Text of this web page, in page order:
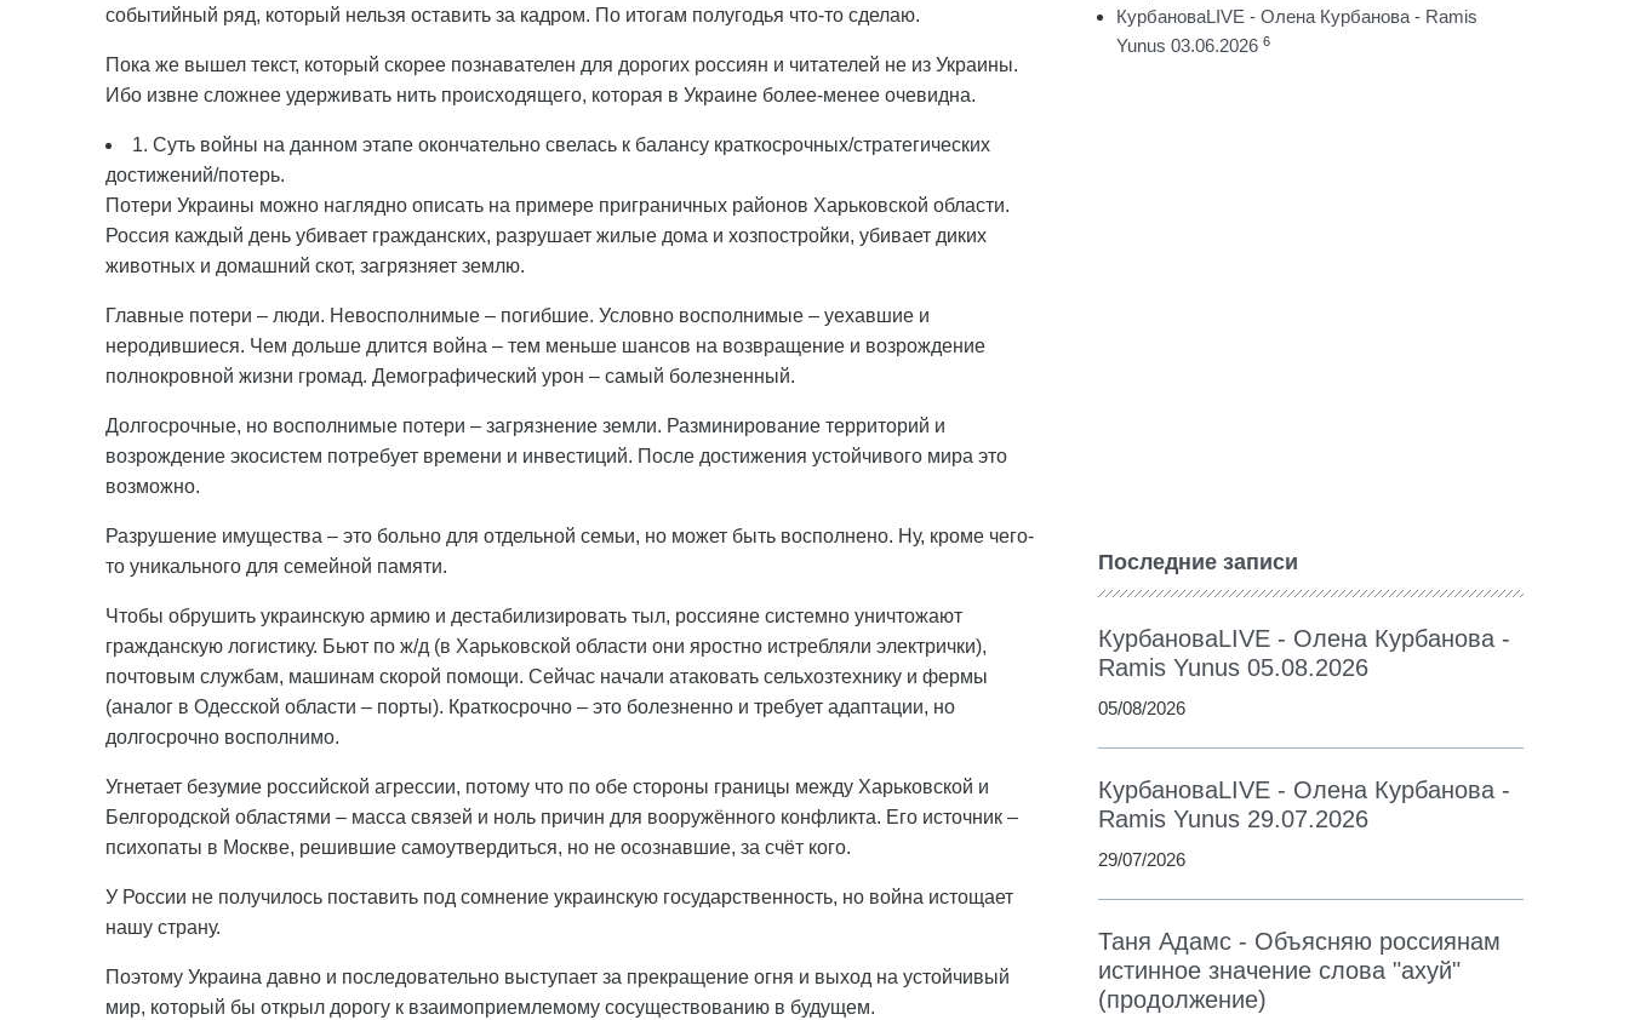
событийный ряд, который нельзя оставить за кадром. По итогам полугодья что-то сделаю.
Пока же вышел текст, который скорее познавателен для дорогих россиян и читателей не из Украины.
Ибо извне сложнее удерживать нить происходящего, которая в Украине более-менее очевидна.
1. Суть войны на данном этапе окончательно свелась к балансу краткосрочных/стратегических
достижений/потерь.
Потери Украины можно наглядно описать на примере приграничных районов Харьковской области.
Россия каждый день убивает гражданских, разрушает жилые дома и хозпостройки, убивает диких
животных и домашний скот, загрязняет землю.
Главные потери – люди. Невосполнимые – погибшие. Условно восполнимые – уехавшие и
неродившиеся. Чем дольше длится война – тем меньше шансов на возвращение и возрождение
полнокровной жизни громад. Демографический урон – самый болезненный.
Долгосрочные, но восполнимые потери – загрязнение земли. Разминирование территорий и
возрождение экосистем потребует времени и инвестиций. После достижения устойчивого мира это
возможно.
Разрушение имущества – это больно для отдельной семьи, но может быть восполнено. Ну, кроме чего-
то уникального для семейной памяти.
Чтобы обрушить украинскую армию и дестабилизировать тыл, россияне системно уничтожают
гражданскую логистику. Бьют по ж/д (в Харьковской области они яростно истребляли электрички),
почтовым службам, машинам скорой помощи. Сейчас начали атаковать сельхозтехнику и фермы
(аналог в Одесской области – порты). Краткосрочно – это болезненно и требует адаптации, но
долгосрочно восполнимо.
Угнетает безумие российской агрессии, потому что по обе стороны границы между Харьковской и
Белгородской областями – масса связей и ноль причин для вооружённого конфликта. Его источник –
психопаты в Москве, решившие самоутвердиться, но не осознавшие, за счёт кого.
У России не получилось поставить под сомнение украинскую государственность, но война истощает
нашу страну.
Поэтому Украина давно и последовательно выступает за прекращение огня и выход на устойчивый
мир, который бы открыл дорогу к взаимоприемлемому сосуществованию в будущем.
КурбановаLIVE - Олена Курбанова - Ramis
Yunus 03.06.2026 6
Последние записи
КурбановаLIVE - Олена Курбанова -
Ramis Yunus 05.08.2026
05/08/2026
КурбановаLIVE - Олена Курбанова -
Ramis Yunus 29.07.2026
29/07/2026
Таня Адамс - Объясняю россиянам
истинное значение слова "ахуй"
(продолжение)